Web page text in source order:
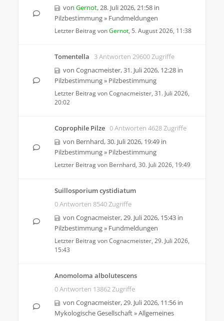
von Gernot,28. Juli 2026, 21:58 in
Pilzbestimmung» Fundmeldungen
Letzter Beitrag vonGernot, 5. August 2026, 11:38
Tomentella
3 Antworten 29600 Zugriffe
von Cognacmeister,31. Juli 2026, 12:28 in
Pilzbestimmung» Pilzbestimmung
Letzter Beitrag vonCognacmeister, 31. Juli 2026,
20:02
Coprophile Pilze 0 Antworten 4628 Zugriffe
von Bernhard,30. Juli 2026, 19:49 in
Pilzbestimmung» Pilzbestimmung
Letzter Beitrag von Bernhard, 30. Juli 2026, 19:49
Suillosporium cystidiatum
0 Antworten 8540 Zugriffe
von Cognacmeister,29. Juli 2026, 15:43 in
Pilzbestimmung» Fundmeldungen
Letzter Beitrag vonCognacmeister, 29. Juli 2026,
15:43
Anomoloma albolutescens
0 Antworten 13862 Zugriffe
von Cognacmeister,29. Juli 2026, 11:56 in
Mykologische Gesellschaft»Allgemeines